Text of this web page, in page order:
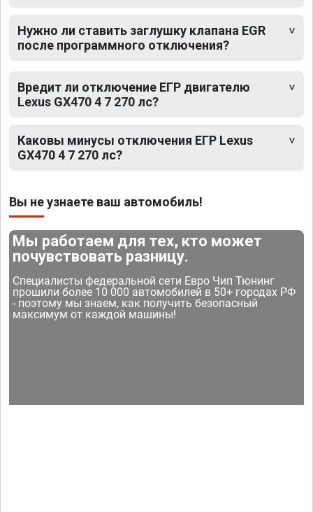
Нужно ли ставить заглушку клапана EGR
после программного отключения?
Вредит ли отключение ЕГР двигателю
Lexus GX470 4 7 270 лс?
Каковы минусы отключения ЕГР Lexus
GX470 4 7 270 лс?
Вы не узнаете ваш автомобиль!
Мы работаем для тех, кто может
почувствовать разницу.
Специалисты федеральной сети Евро Чип Тюнинг
прошили более 10 000 автомобилей в 50+ городах РФ
- поэтому мы знаем, как получить безопасный
максимум от каждой машины!